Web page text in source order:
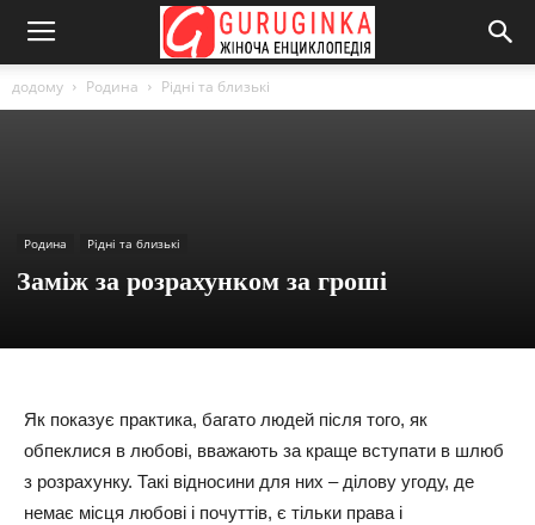
додому Родина Рідні та близькі
Родина Рідні та близькі
Заміж за розрахунком за гроші
Як показує практика, багато людей після того, як
обпеклися в любові, вважають за краще вступати в шлюб
з розрахунку. Такі відносини для них – ділову угоду, де
немає місця любові і почуттів, є тільки права і